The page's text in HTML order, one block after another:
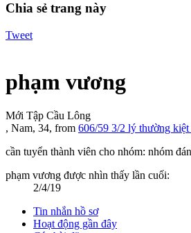
Chia sẻ trang này
Tweet
phạm vương
Mới Tập Cầu Lông
, Nam, 34, from 606/59 3/2 lý thường
cần tuyển thành viên cho nhóm: nhóm
phạm vương được nhìn thấy lần cuối:
2/4/19
Tin nhắn hồ sơ
Hoạt động gần đây